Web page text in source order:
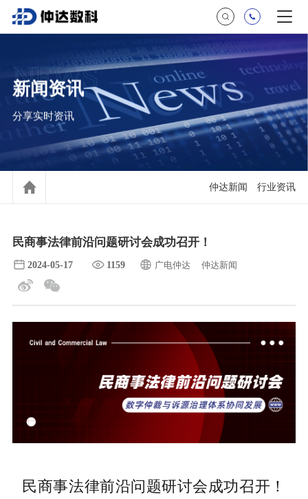
新闻资讯
分享实时资讯
NEWS
仲达新闻 行业资讯
民商事法律前沿问题研讨会成功召开！
2024-05-17 1159 广电仲达 仲达新闻
民商事法律前沿问题研讨会成功召开！